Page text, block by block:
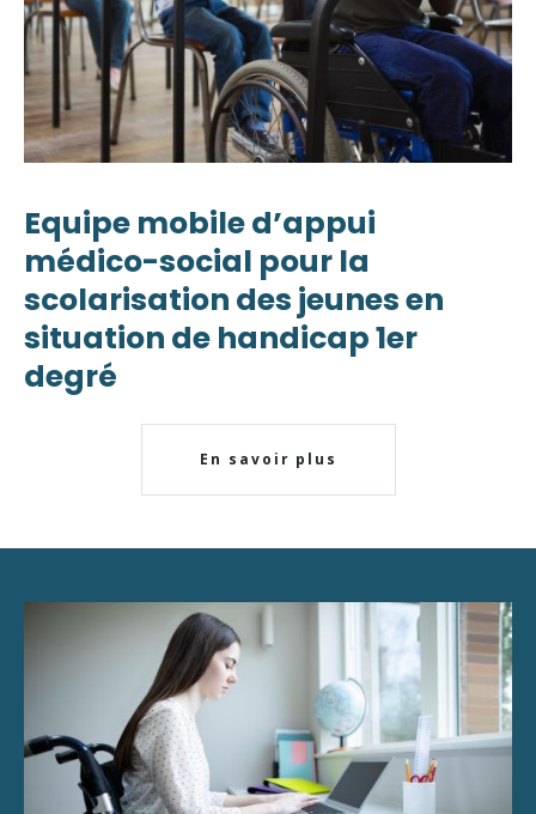
Equipe mobile d’appui
médico-social pour la
scolarisation des jeunes en
situation de handicap 1er
degré
En savoir plus